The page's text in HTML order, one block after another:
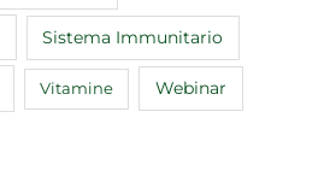
Sistema Immunitario
Vitamine Webinar